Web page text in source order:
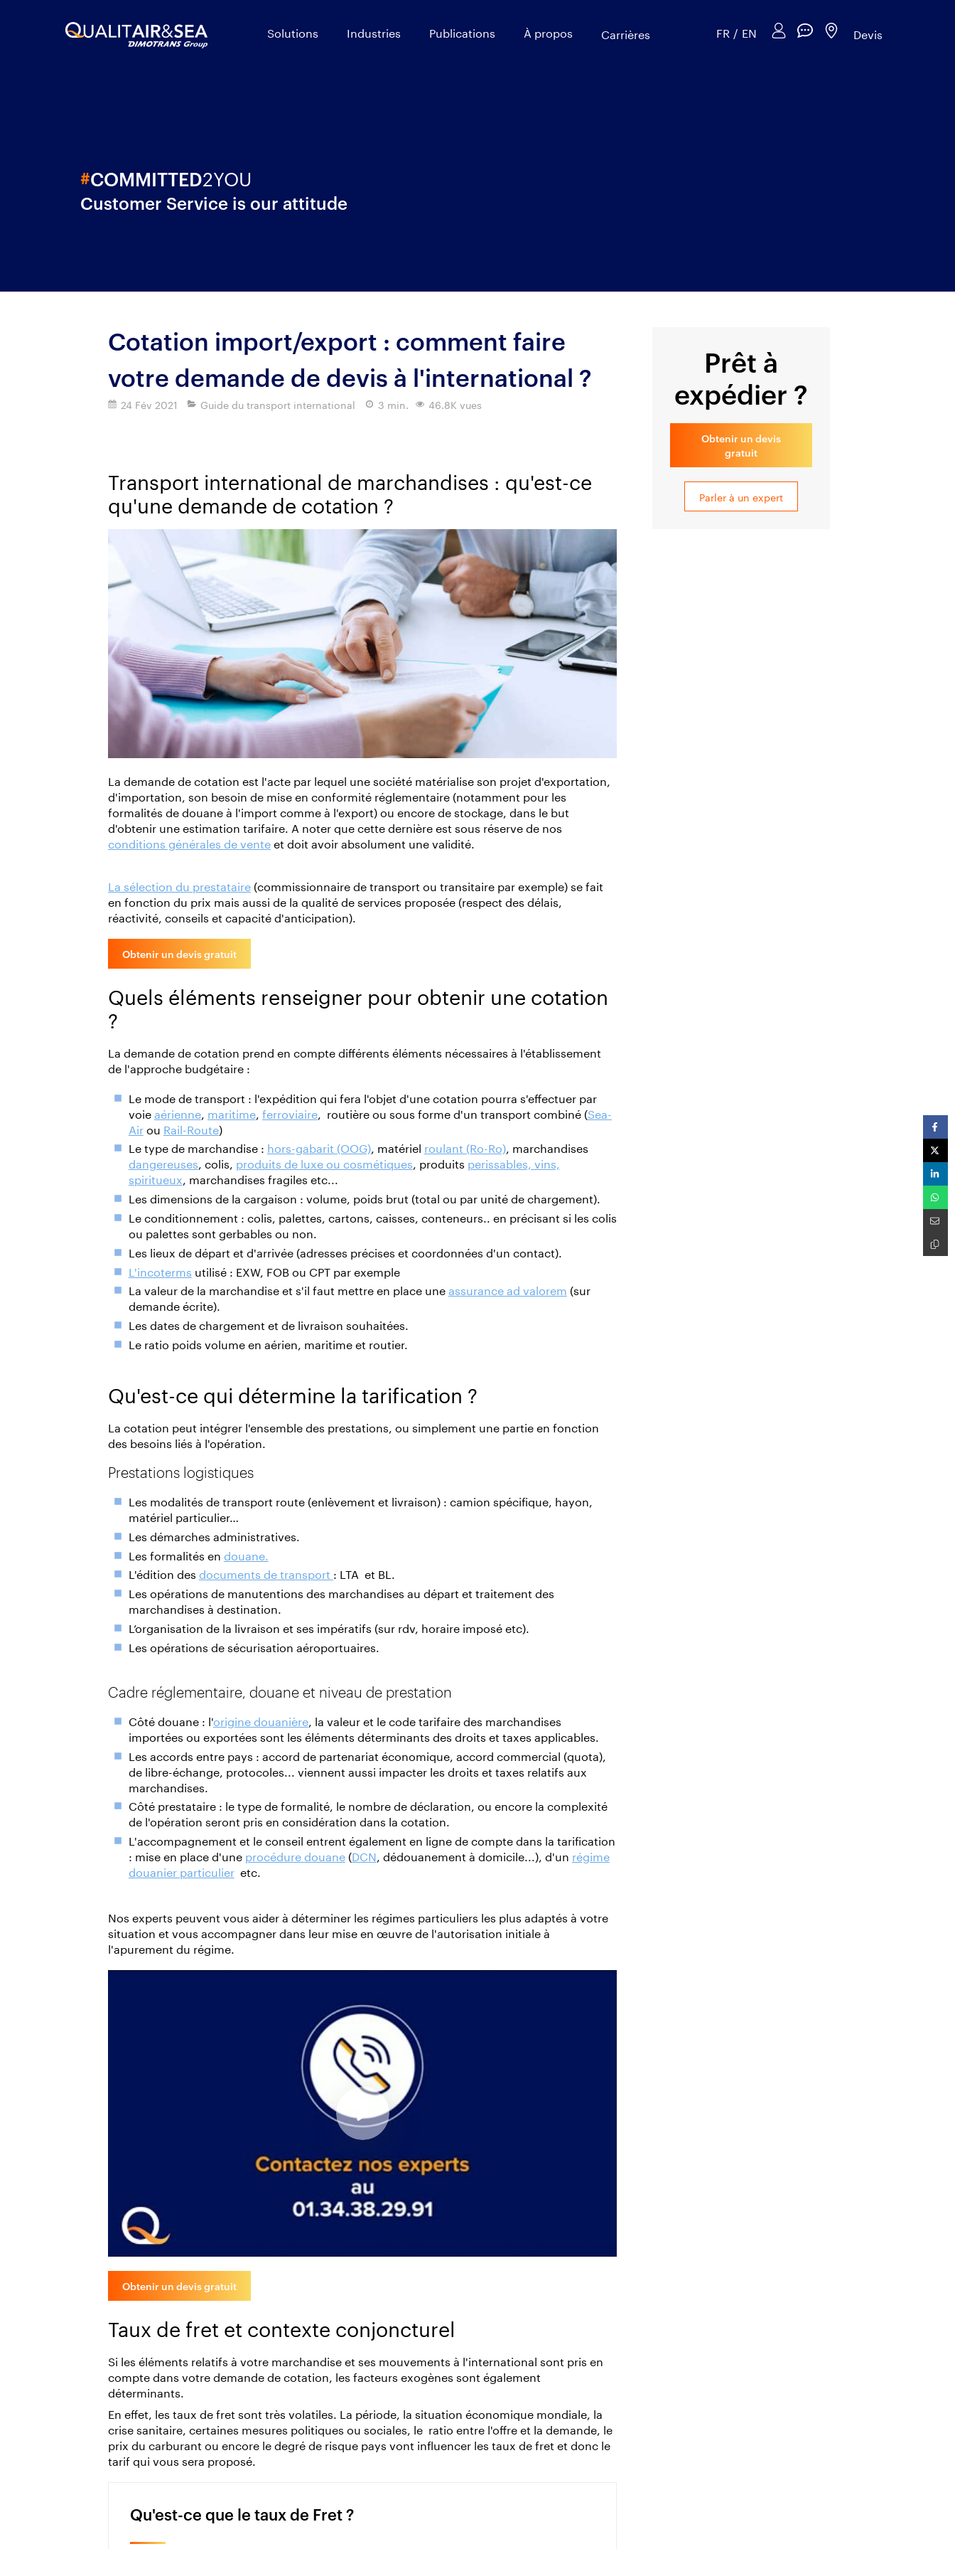
Solutions Industries Publications À propos Carrières FR / EN Devis
#COMMITTED2YOU
Customer Service is our attitude
Cotation import/export : comment faire
votre demande de devis à l'international ?
24 Fév 2021 Guide du transport international 3 min. 46.8K vues
Transport international de marchandises : qu'est-ce
qu'une demande de cotation ?
La demande de cotation est l'acte par lequel une société matérialise son projet d'exportation,
d'importation, son besoin de mise en conformité réglementaire (notamment pour les
formalités de douane à l'import comme à l'export) ou encore de stockage, dans le but
d'obtenir une estimation tarifaire. A noter que cette dernière est sous réserve de nos
conditions générales de venteet doit avoir absolument une validité.
La sélection du prestataire (commissionnaire de transport ou transitaire par exemple) se fait
en fonction du prix mais aussi de la qualité de services proposée (respect des délais,
réactivité, conseils et capacité d'anticipation).
Obtenir un devis gratuit
Quels éléments renseigner pour obtenir une cotation
?
La demande de cotation prend en compte différents éléments nécessaires à l'établissement
de l'approche budgétaire :
Le mode de transport : l'expédition qui fera l'objet d'une cotation pourra s'effectuer par
voieaérienne, maritime, ferroviaire, routière ou sous forme d'un transport combiné (Sea-
Airou Rail-Route)
Le type de marchandise : hors-gabarit (OOG), matériel roulant (Ro-Ro), marchandises
dangereuses, colis, produits de luxe ou cosmétiques, produits perissables, vins,
spiritueux, marchandises fragiles etc...
Les dimensions de la cargaison : volume, poids brut (total ou par unité de chargement).
Le conditionnement : colis, palettes, cartons, caisses, conteneurs.. en précisant si les colis
ou palettes sont gerbables ou non.
Les lieux de départ et d'arrivée (adresses précises et coordonnées d'un contact).
L'incoterms utilisé : EXW, FOB ou CPT par exemple
La valeur de la marchandise et s'il faut mettre en place uneassurance ad valorem (sur
demande écrite).
Les dates de chargement et de livraison souhaitées.
Le ratio poids volume en aérien, maritime et routier.
Qu'est-ce qui détermine la tarification ?
La cotation peut intégrer l'ensemble des prestations, ou simplement une partie en fonction
des besoins liés à l'opération.
Prestations logistiques
Les modalités de transport route (enlèvement et livraison) : camion spécifique, hayon,
matériel particulier…
Les démarches administratives.
Les formalités en douane.
L'édition des documents de transport : LTA et BL.
Les opérations de manutentions des marchandises au départ et traitement des
marchandises à destination.
L’organisation de la livraison et ses impératifs (sur rdv, horaire imposé etc).
Les opérations de sécurisation aéroportuaires.
Cadre réglementaire, douane et niveau de prestation
Côté douane : l'origine douanière, la valeur et le code tarifaire des marchandises
importées ou exportées sont les éléments déterminants des droits et taxes applicables.
Les accords entre pays : accord de partenariat économique, accord commercial (quota),
de libre-échange, protocoles... viennent aussi impacter les droits et taxes relatifs aux
marchandises.
Côté prestataire : le type de formalité, le nombre de déclaration, ou encore la complexité
de l'opération seront pris en considération dans la cotation.
L'accompagnement et le conseil entrent également en ligne de compte dans la tarification
: mise en place d'une procédure douane(DCN, dédouanement à domicile...), d'un régime
douanier particulieretc.
Nos experts peuvent vous aider à déterminer les régimes particuliers les plus adaptés à votre
situation et vous accompagner dans leur mise en œuvre de l'autorisation initiale à
l'apurement du régime.
Obtenir un devis gratuit
Taux de fret et contexte conjoncturel
Si les éléments relatifs à votre marchandise et ses mouvements à l'international sont pris en
compte dans votre demande de cotation, les facteurs exogènes sont également
déterminants.
En effet, les taux de fret sont très volatiles. La période, la situation économique mondiale, la
crise sanitaire, certaines mesures politiques ou sociales, le ratio entre l'offre et la demande, le
prix du carburant ou encore le degré de risque pays vont influencer les taux de fret et donc le
tarif qui vous sera proposé.
Qu'est-ce que le taux de Fret ?
Prêt à
expédier ?
Obtenir un devis
gratuit
Parler à un expert